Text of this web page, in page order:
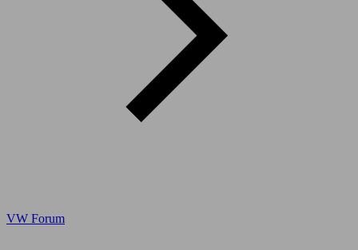
VW Forum